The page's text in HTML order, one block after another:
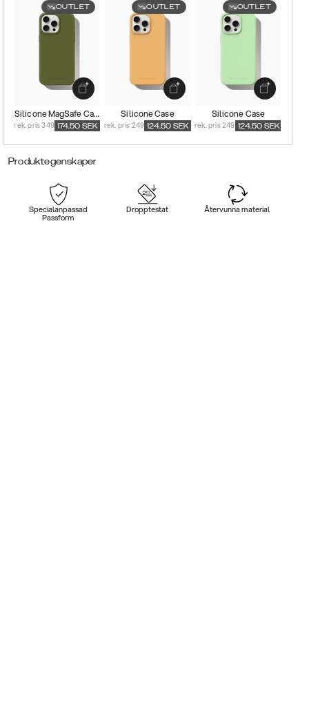
OUTLET
Silicone MagSafe Case
rek. pris 349 174.50 SEK
OUTLET
Silicone Case
rek. pris 249 124.50 SEK
OUTLET
Silicone Case
rek. pris 249 124.50 SEK
Produktegenskaper
Specialanpassad
Passform
Dropptestat Återvunna material